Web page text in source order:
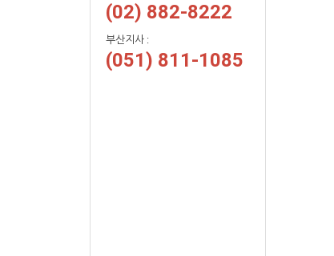
(02) 882-8222
부산지사 :
(051) 811-1085